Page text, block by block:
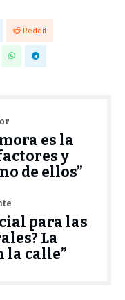
Reddit
es la
y
de ellos”
para las
La
la calle”